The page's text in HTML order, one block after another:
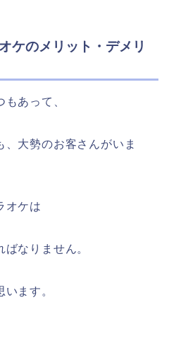
のメリット・デメリ
あって、
大勢のお客さんがいま
オケは
なりません。
ます。